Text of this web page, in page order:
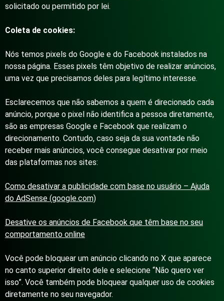
solicitado ou permitido por lei.
Coleta de cookies:
Nós temos pixels do Google e do Facebook instalados na
nossa página. Esses pixels têm objetivo de realizar anúncios,
uma vez que precisamos deles para legítimo interesse.
Esclarecemos que não sabemos a quem é direcionado cada
anúncio, porque o pixel não identifica a pessoa diretamente,
são as empresas Google e Facebook que realizam o
direcionamento. Contudo, caso seja da sua vontade não
receber mais anúncios, você consegue desativar por meio
das plataformas nos sites:
Como desativar a publicidade com base no usuário – Ajuda
do AdSense (google.com)
Desative os anúncios de Facebook que têm base no seu
comportamento online
Você pode bloquear um anúncio clicando no X que aparece
no canto superior direito dele e selecione “Não quero ver
isso”. Você também pode bloquear qualquer uso de cookies
diretamente no seu navegador.